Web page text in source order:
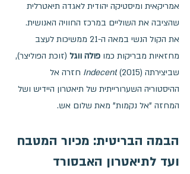
אמריקאית ומיסטיקה יהודית לאגדה תיאטרלית
שהציבה את השוליים במרכז החוויה האנושית.
את הקול הנשי במאה ה-21 ממשיכות לעצב
מחזאיות מבריקות כמו פולה ווגל (זוכת הפוליצר),
שביצירתה
Indecent (2015) חזרה אל
ההיסטוריה השערורייתית של תיאטרון היידיש ושל
המחזה "אל נקמות" מאת שלום אש.
הבמה הבריטית: מכיור המטבח
ועד לתיאטרון האבסורד